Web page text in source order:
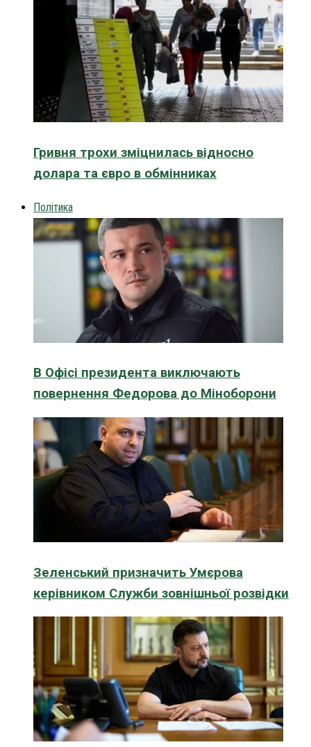
Гривня трохи зміцнилась відносно
долара та євро в обмінниках
Політика
В Офісі президента виключають
повернення Федорова до Міноборони
Зеленський призначить Умєрова
керівником Служби зовнішньої розвідки